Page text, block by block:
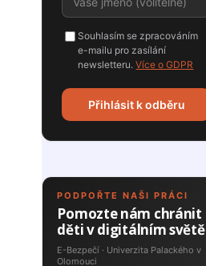
Souhlasím se zpracováním
e-mailu pro zasílání
newsletteru.Více o GDPR
Přihlásit k odběru
PODPOŘTE NAŠI PRÁCI
Pomozte nám chránit
děti v digitálním světě
E-Bezpečí · Univerzita Palackého v
Olomouci